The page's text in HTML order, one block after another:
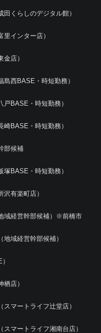
田くらしのデジタル館）
里インター店）
店）
島西BASE・時短勤務）
戸BASE・時短勤務）
崎BASE・時短勤務）
部候補
塚BASE・時短勤務）
沢有楽町店）
域経営幹部候補）※前橋市
地域経営幹部候補）
店）
スマートライフ辻堂店）
スマートライフ湘南台店）